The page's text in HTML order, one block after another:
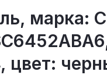
марка:
цвет: